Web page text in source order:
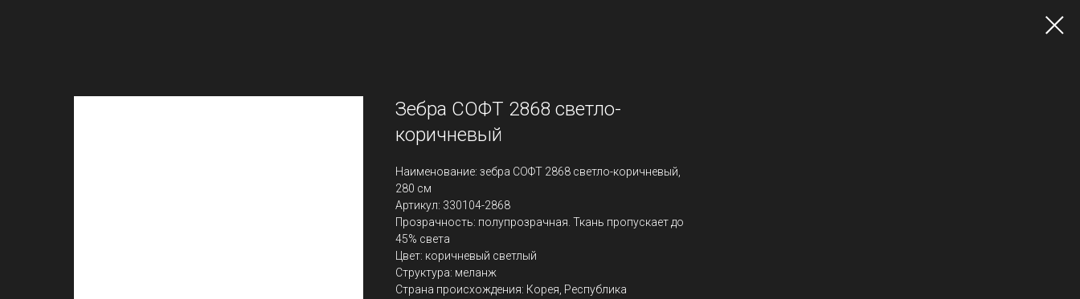
Зебра СОФТ 2868 светло-
коричневый
Наименование: зебра СОФТ 2868 светло-коричневый,
280 см
Артикул: 330104-2868
Прозрачность: полупрозрачная. Ткань пропускает до
45% света
Цвет: коричневый светлый
Структура: меланж
Страна происхождения: Корея, Республика